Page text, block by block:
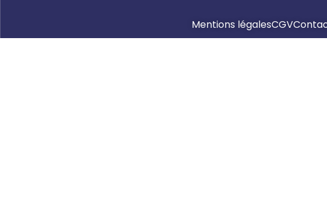
Mentions légalesCGV